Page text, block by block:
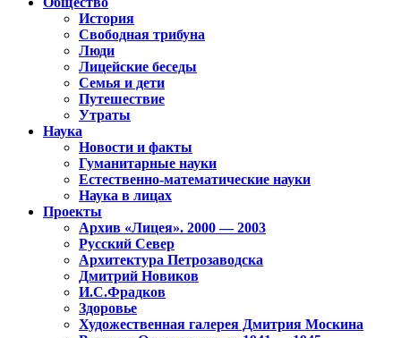
История
Свободная трибуна
Люди
Лицейские беседы
Семья и дети
Путешествие
Утраты
Наука
Новости и факты
Гуманитарные науки
Естественно-математические науки
Наука в лицах
Проекты
Архив «Лицея». 2000 — 2003
Русский Север
Архитектура Петрозаводска
Дмитрий Новиков
И.С.Фрадков
Здоровье
Художественная галерея Дмитрия Москина